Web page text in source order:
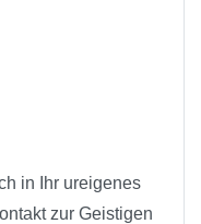
in Ihr ureigenes
zur Geistigen